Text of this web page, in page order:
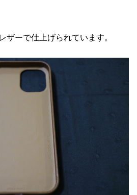
ザーで仕上げられています。